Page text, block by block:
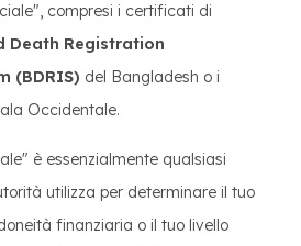
compresi i certificati di
Death Registration
(BDRIS) del Bangladesh o i
Occidentale.
è essenzialmente qualsiasi
utilizza per determinare il tuo
finanziaria o il tuo livello